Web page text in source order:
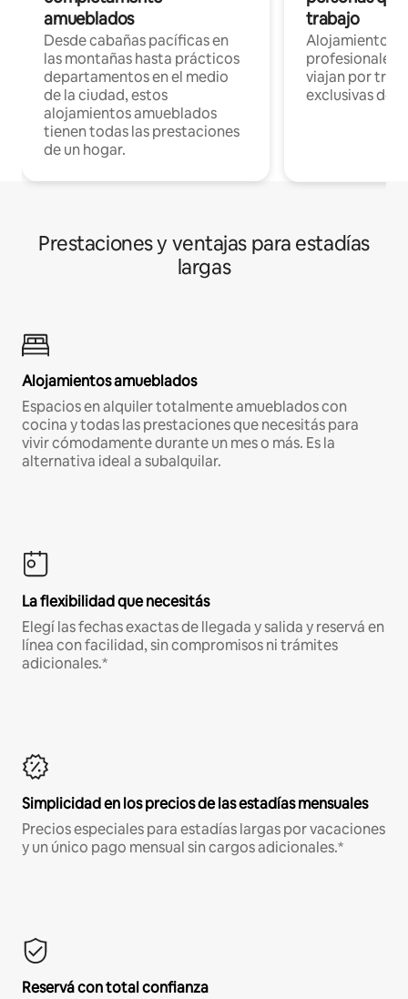
amueblados
Desde cabañas pacíficas en
las montañas hasta prácticos
departamentos en el medio
de la ciudad, estos
alojamientos amueblados
tienen todas las prestaciones
de un hogar.
trabajo
Alojamientos
profesionales
viajan por
exclusivas de
Prestaciones y ventajas para estadías
largas
Alojamientos amueblados
Espacios en alquiler totalmente amueblados con
cocina y todas las prestaciones que necesitás para
vivir cómodamente durante un mes o más. Es la
alternativa ideal a subalquilar.
La flexibilidad que necesitás
Elegí las fechas exactas de llegada y salida y reservá en
línea con facilidad, sin compromisos ni trámites
adicionales.*
Simplicidad en los precios de las estadías mensuales
Precios especiales para estadías largas por vacaciones
y un único pago mensual sin cargos adicionales.*
Reservá con total confianza